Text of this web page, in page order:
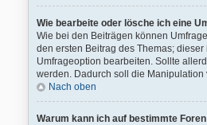
Wie bearbeite oder lösche ich eine
Wie bei den Beiträgen können
den ersten Beitrag des Themas;
Umfrageoption bearbeiten. Sollte
werden. Dadurch soll die
Nach oben
Warum kann ich auf bestimmte